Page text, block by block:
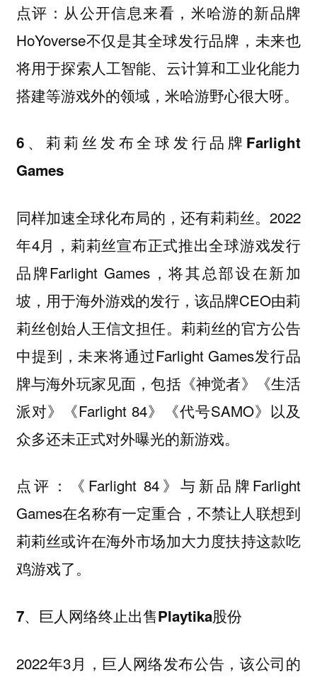
点评： 从公开信息来看，米哈游的新品牌
HoYoverse不仅是其全球发行品牌，未来也
将用于探索人工智能、云计算和工业化能力
搭建等游戏外的领域，米哈游野心很大呀。
6、莉莉丝发布全球发行品牌Farlight
Games
同样加速全球化布局的，还有莉莉丝。2022
年4月，莉莉丝宣布正式推出全球游戏发行
品牌Farlight Games，将其总部设在新加
坡，用于海外游戏的发行，该品牌CEO由莉
莉丝创始人王信文担任。莉莉丝的官方公告
中提到，未来将通过Farlight Games发行品
牌与海外玩家见面，包括《神觉者》《生活
派对》《Farlight 84》《代号SAMO》以及
众多还未正式对外曝光的新游戏。
点评：
《Farlight 84》与新品牌Farlight
Games在名称有一定重合，不禁让人联想到
莉莉丝或许在海外市场加大力度扶持这款吃
鸡游戏了。
7、巨人网络终止出售Playtika股份
2022年3月，巨人网络发布公告，该公司的